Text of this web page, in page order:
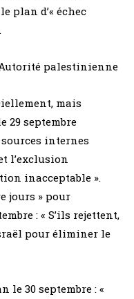
plan d’« échec
palestinienne
mais
29 septembre
sources internes
l’exclusion
inacceptable ».
jours » pour
: « S’ils rejettent,
pour éliminer le
le 30 septembre : «